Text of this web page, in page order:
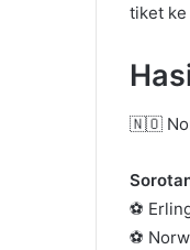
tiket ke
🇳🇴
⚽
⚽